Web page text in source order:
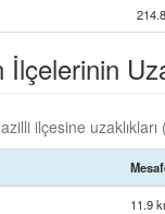
İlçelerinin
ilçesine uzaklıkları
11.9